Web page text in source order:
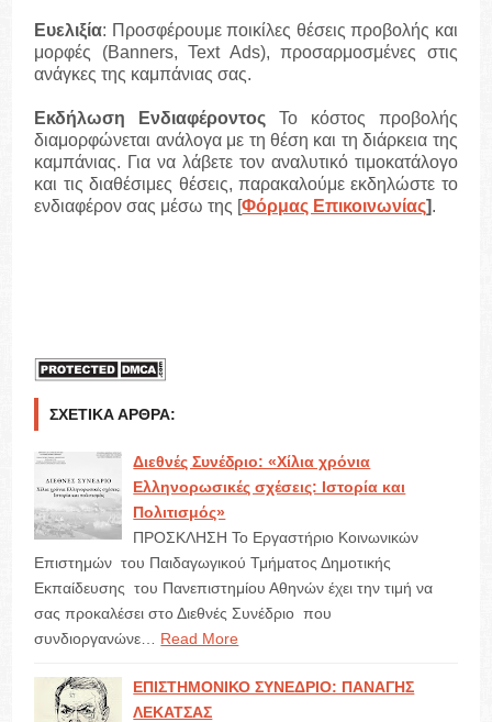
Ευελιξία: Προσφέρουμε ποικίλες θέσεις προβολής και
μορφές (Banners, Text Ads), προσαρμοσμένες στις
ανάγκες της καμπάνιας σας.
Εκδήλωση Ενδιαφέροντος Το κόστος προβολής
διαμορφώνεται ανάλογα με τη θέση και τη διάρκεια της
καμπάνιας. Για να λάβετε τον αναλυτικό τιμοκατάλογο
και τις διαθέσιμες θέσεις, παρακαλούμε εκδηλώστε το
ενδιαφέρον σας μέσω της [Φόρμας Επικοινωνίας].
ΣΧΕΤΙΚΆ ΆΡΘΡΑ:
Διεθνές Συνέδριο: «Χίλια χρόνια
Ελληνορωσικές σχέσεις: Ιστορία και
Πολιτισμός»
ΠΡΟΣΚΛΗΣΗ Το Εργαστήριο Κοινωνικών
Επιστημών του Παιδαγωγικού Τμήματος Δημοτικής
Εκπαίδευσης του Πανεπιστημίου Αθηνών έχει την τιμή να
σας προκαλέσει στο Διεθνές Συνέδριο που
συνδιοργανώνε…
Read More
ΕΠΙΣΤΗΜΟΝΙΚΟ ΣΥΝΕΔΡΙΟ: ΠΑΝΑΓΗΣ
ΛΕΚΑΤΣΑΣ